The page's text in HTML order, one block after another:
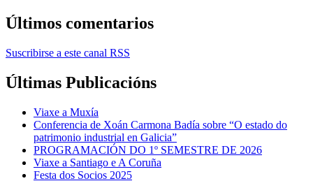
Últimos comentarios
Suscribirse a este canal RSS
Últimas Publicacións
Viaxe a Muxía
Conferencia de Xoán Carmona Badía sobre “O estado do
patrimonio industrial en Galicia”
PROGRAMACIÓN DO 1º SEMESTRE DE 2026
Viaxe a Santiago e A Coruña
Festa dos Socios 2025